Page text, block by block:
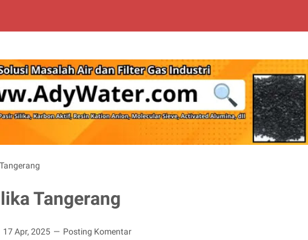
Tangerang
17 Apr, 2025 Posting Komentar